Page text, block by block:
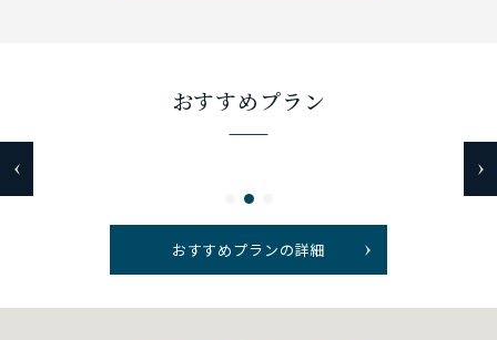
おすすめプラン
おすすめプランの詳細